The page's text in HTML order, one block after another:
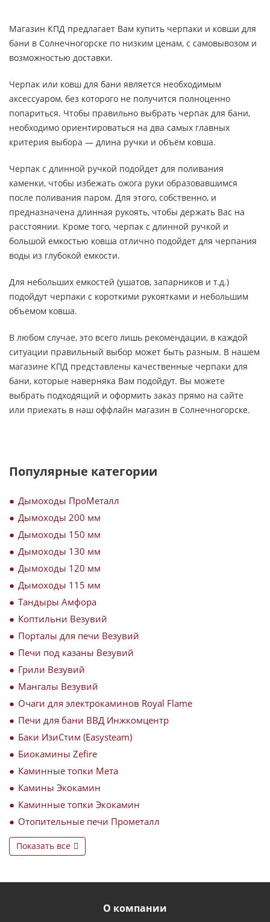
Магазин КПД предлагает Вам купить черпаки и ковши для
бани в Солнечногорске по низким ценам, с самовывозом и
возможностью доставки.
Черпак или ковш для бани является необходимым
аксессуаром, без которого не получится полноценно
попариться. Чтобы правильно выбрать черпак для бани,
необходимо ориентироваться на два самых главных
критерия выбора — длина ручки и объём ковша.
Черпак с длинной ручкой подойдет для поливания
каменки, чтобы избежать ожога руки образовавшимся
после поливания паром. Для этого, собственно, и
предназначена длинная рукоять, чтобы держать Вас на
расстоянии. Кроме того, черпак с длинной ручкой и
большой емкостью ковша отлично подойдет для черпания
воды из глубокой емкости.
Для небольших емкостей (ушатов, запарников и т.д.)
подойдут черпаки с короткими рукоятками и небольшим
объемом ковша.
В любом случае, это всего лишь рекомендации, в каждой
ситуации правильный выбор может быть разным. В нашем
магазине КПД представлены качественные черпаки для
бани, которые наверняка Вам подойдут. Вы можете
выбрать подходящий и оформить заказ прямо на сайте
или приехать в наш оффлайн магазин в Солнечногорске.
Популярные категории
Дымоходы ПроМеталл
Дымоходы 200 мм
Дымоходы 150 мм
Дымоходы 130 мм
Дымоходы 120 мм
Дымоходы 115 мм
Тандыры Амфора
Коптильни Везувий
Порталы для печи Везувий
Печи под казаны Везувий
Грили Везувий
Мангалы Везувий
Очаги для электрокаминов Royal Flame
Печи для бани ВВД Инжкомцентр
Баки ИзиСтим (Easysteam)
Биокамины Zefire
Каминные топки Мета
Камины Экокамин
Каминные топки Экокамин
Отопительные печи Прометалл
Показать все
О компании